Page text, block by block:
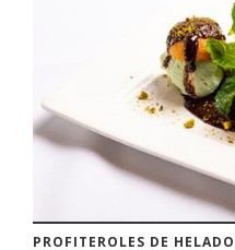
PROFITEROLES DE